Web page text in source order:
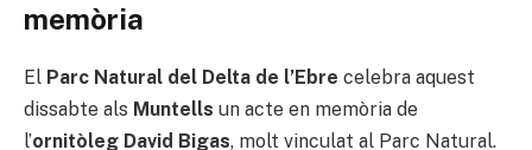
memòria
El Parc Natural del Delta de l’Ebre celebra aquest
dissabte als Muntells un acte en memòria de
l’ornitòleg David Bigas, molt vinculat al Parc Natural.